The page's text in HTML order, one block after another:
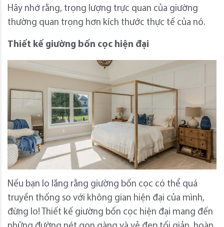
Hãy nhớ rằng, trọng lượng trực quan của giường
thường quan trọng hơn kích thước thực tế của nó.
Thiết kế giường bốn cọc hiện đại
Nếu bạn lo lắng rằng giường bốn cọc có thể quá
truyền thống so với không gian hiện đại của mình,
đừng lo! Thiết kế giường bốn cọc hiện đại mang đến